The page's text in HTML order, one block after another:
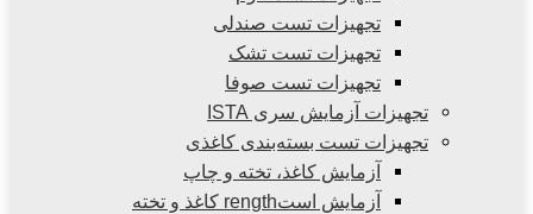
تجهیزات تست صندلی
تجهیزات تست تشک
تجهیزات تست صوفا
تجهیزات آزمایش سری ISTA
تجهیزات تست بسته‌بندی کاغذی
آزمایش کاغذ، تخته و چاپ
آزمایش استrength کاغذ و تخته